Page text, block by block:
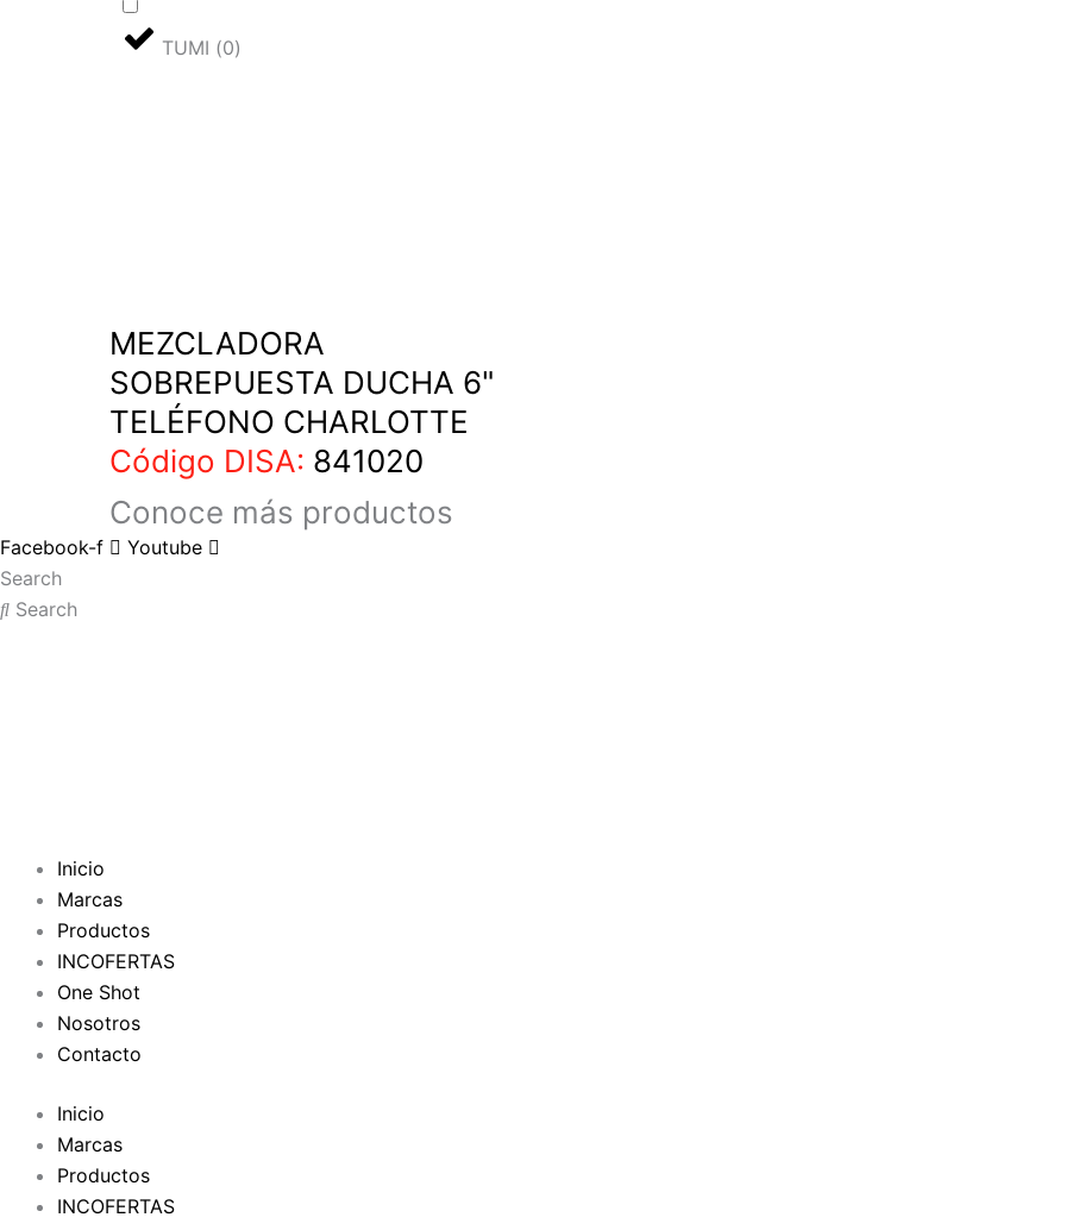
TUMI (0)
MEZCLADORA
SOBREPUESTA DUCHA 6"
TELÉFONO CHARLOTTE
Código DISA: 841020
Conoce más productos
Facebook-f
Youtube
Search
Search
Inicio
Marcas
Productos
INCOFERTAS
One Shot
Nosotros
Contacto
Inicio
Marcas
Productos
INCOFERTAS